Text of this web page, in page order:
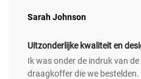
Sarah Johnson
Uitzonderlijke kwaliteit en
Ik was onder de indruk van
draagkoffer die we bestelden.